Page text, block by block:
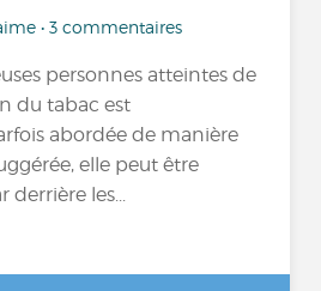
• 3 commentaires
personnes atteintes de
du tabac est
abordée de manière
elle peut être
les...